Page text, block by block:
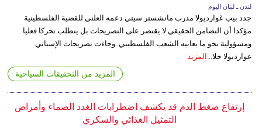
لندن ـ لبنان اليوم
جدد بيب غوارديولا مدرب مانشستر سيتي دعمه العلني للقضية الفلسطينية
مؤكدا أن التضامن الحقيقي لا يقتصر على التصريحات بل يتطلب تحركا فعليا
ومسؤولية نحو ما يعانيه الشعب الفلسطيني. وجاءت تصريحات الإسباني
غوارديولا خلا...
المزيد
المزيد من التحقيقات السياحية
إرتفاع ضغط الدم قد يكشف اضطرابات الغدد الصماء وأمراض
التمثيل الغذائي والسكري